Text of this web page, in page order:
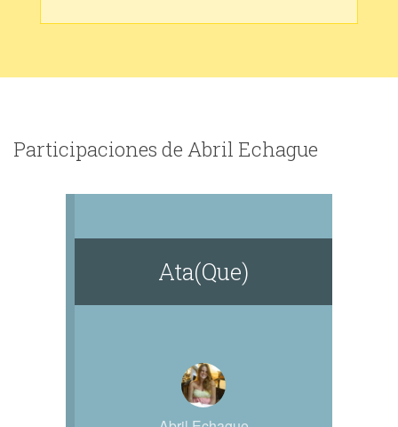
Participaciones de Abril Echague
Ata(Que)